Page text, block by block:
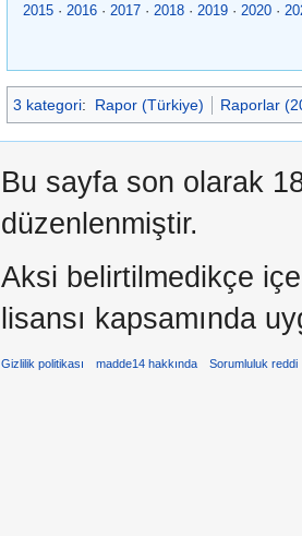
2015 · 2016 · 2017 · 2018 · 2019 · 2020 ·
3 kategori: Rapor (Türkiye) Raporlar
Bu sayfa son olarak
düzenlenmiştir.
Aksi belirtilmedikçe
lisansı kapsamında
Gizlilik politikası madde14 hakkında Sorumluluk reddi